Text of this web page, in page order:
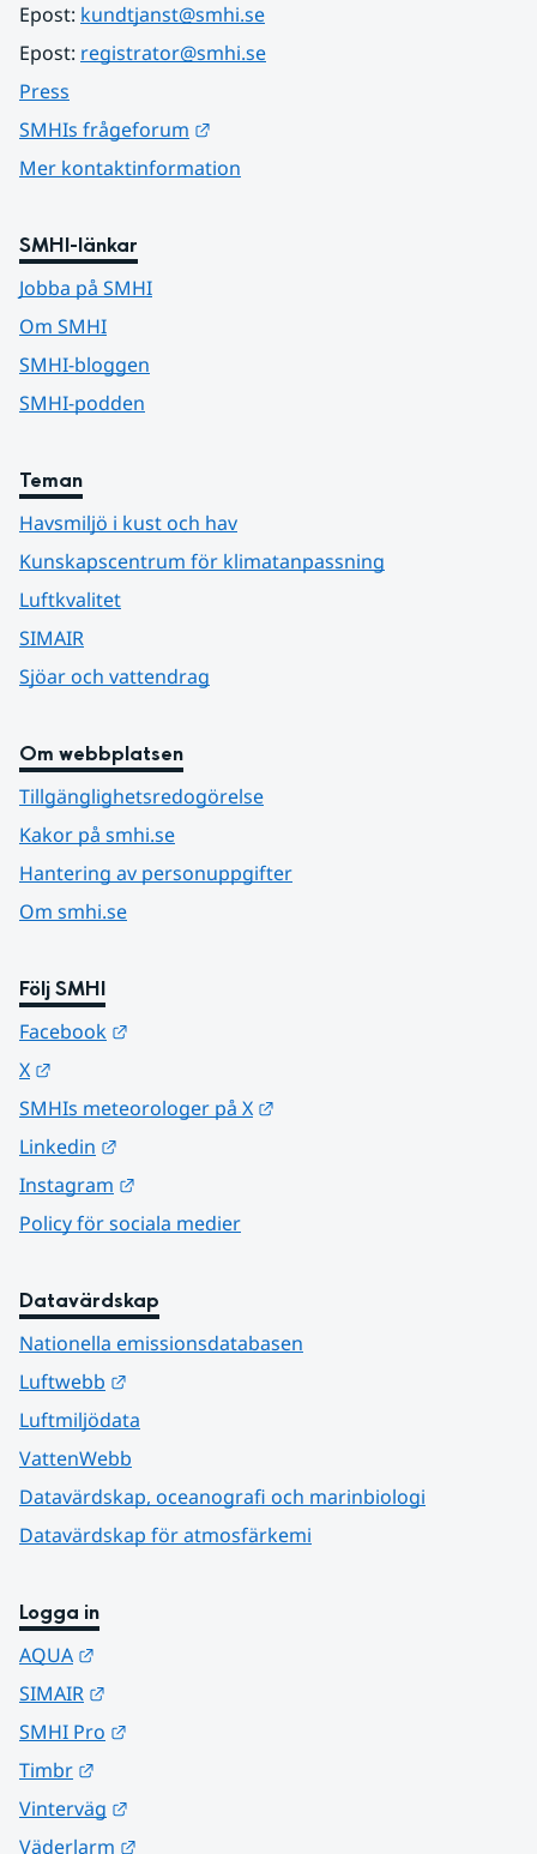
Epost: kundtjanst@smhi.se
Epost: registrator@smhi.se
Press
SMHIs frågeforum
Mer kontaktinformation
SMHI-länkar
Jobba på SMHI
Om SMHI
SMHI-bloggen
SMHI-podden
Teman
Havsmiljö i kust och hav
Kunskapscentrum för klimatanpassning
Luftkvalitet
SIMAIR
Sjöar och vattendrag
Om webbplatsen
Tillgänglighetsredogörelse
Kakor på smhi.se
Hantering av personuppgifter
Om smhi.se
Följ SMHI
Facebook
X
SMHIs meteorologer på X
Linkedin
Instagram
Policy för sociala medier
Datavärdskap
Nationella emissionsdatabasen
Luftwebb
Luftmiljödata
VattenWebb
Datavärdskap, oceanografi och marinbiologi
Datavärdskap för atmosfärkemi
Logga in
AQUA
SIMAIR
SMHI Pro
Timbr
Vinterväg
Väderlarm